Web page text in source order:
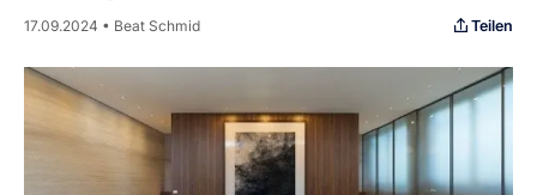
17.09.2024 • Beat Schmid Teilen